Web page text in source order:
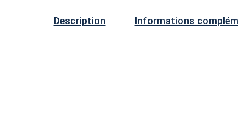
Description Informations